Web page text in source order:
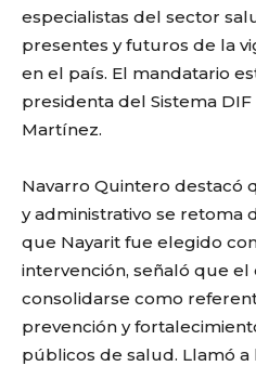
especialistas del sector
presentes y futuros de la
en el país. El mandatario
presidenta del Sistema
Martínez.
Navarro Quintero destacó
y administrativo se retoma
que Nayarit fue elegido
intervención, señaló que el
consolidarse como
prevención y
públicos de salud. Llamó a